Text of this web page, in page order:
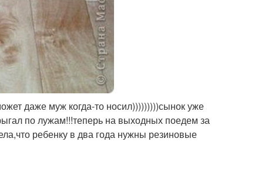
даже муж когда-то носил)))))))))сынок уже
по лужам!!!теперь на выходных поедем за
ребенку в два года нужны резиновые